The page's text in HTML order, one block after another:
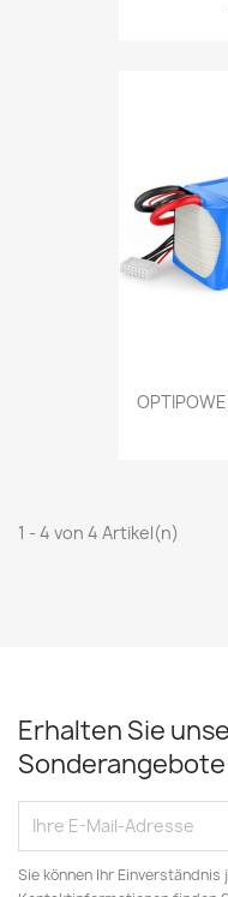
1 - 4 von 4 Artikel(n)
Erhalten Sie
Sonderangebote
Sie können Ihr